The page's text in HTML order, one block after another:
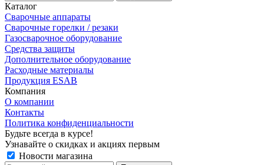
Каталог
Сварочные аппараты
Сварочные горелки / резаки
Газосварочное оборудование
Средства защиты
Дополнительное оборудование
Расходные материалы
Продукция ESAB
Компания
О компании
Контакты
Политика конфиденциальности
Будьте всегда в курсе!
Узнавайте о скидках и акциях первым
Новости магазина